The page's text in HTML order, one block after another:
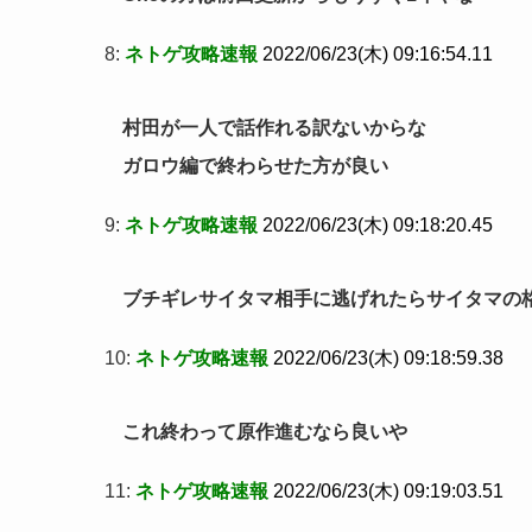
8: ネトゲ攻略速報 2022/06/23(木) 09:16:54.11
村田が一人で話作れる訳ないからな
ガロウ編で終わらせた方が良い
9: ネトゲ攻略速報 2022/06/23(木) 09:18:20.45
ブチギレサイタマ相手に逃げれたらサイタマの
10: ネトゲ攻略速報 2022/06/23(木) 09:18:59.38
これ終わって原作進むなら良いや
11: ネトゲ攻略速報 2022/06/23(木) 09:19:03.51